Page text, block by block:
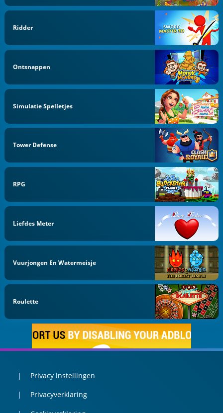
Ridder
Ontsnappen
Simulatie Spelletjes
Tower Defense
RPG
Liefdes Meter
Vuurjongen En Watermeisje
Roulette
Privacy instellingen
Privacyverklaring